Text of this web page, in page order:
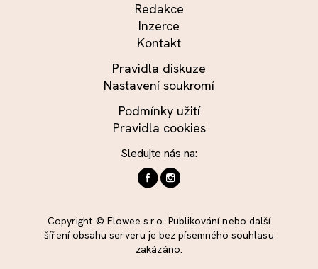
Redakce
Inzerce
Kontakt
Pravidla diskuze
Nastavení soukromí
Podmínky užití
Pravidla cookies
Sledujte nás na:
Copyright © Flowee s.r.o. Publikování nebo další
šíření obsahu serveru je bez písemného souhlasu
zakázáno.